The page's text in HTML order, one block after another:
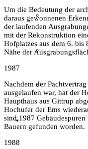
Wer ist wer
Mitglied
easyVerein
Kontakt
Um die Bedeutung der
daraus gewonnenen
der laufenden
mit der Rekonstruktion
Hofplatzes aus dem 6.
Nähe der
1987
Nachdem der
ausgelaufen war, hat der
Haupthaus aus Gittrup
Hochufer der Ems
sind 1987 Gebäudespuren
Bauern gefunden worden.
1988